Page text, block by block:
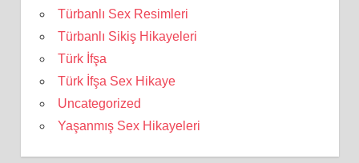
Türbanlı Sex Resimleri
Türbanlı Sikiş Hikayeleri
Türk İfşa
Türk İfşa Sex Hikaye
Uncategorized
Yaşanmış Sex Hikayeleri